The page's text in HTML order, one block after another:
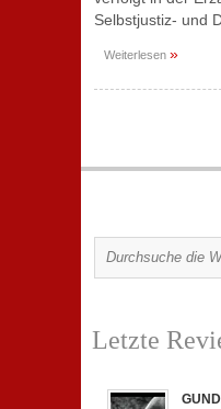
Selbstjustiz- und
Weiterlesen »
Letzte